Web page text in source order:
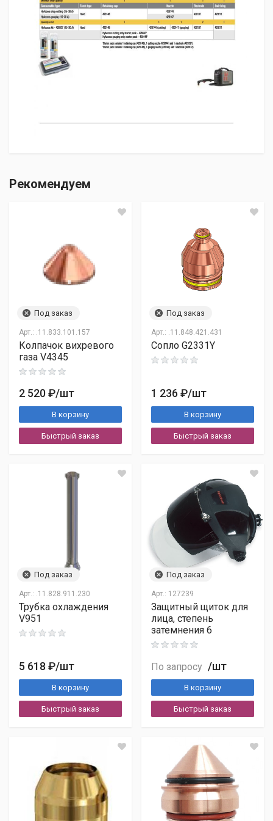
Добавить комментарий
E-mail
Тема
Комментарий
Показать другое число
Я согласен на обработку персональных данных в
данныхи ознакомлен с
Политикой обработки
персональных данных.
Опубликовать
В пределах МКАД —
Бесплатнопри заказе от 50 000 ₽
Деловые Линии
ПЭК
Байкал-Сервис
EMS Почта России
Адресом доставки
Контактным лицом
Москва, ул. Коптевская, д. 75Б, стр. 1
Счёт
Рекомендуем
Под заказ
Арт.: .11.833.101.157
Колпачок вихревого
газа V4345
2 520 ₽/шт
В корзину
Быстрый заказ
Под заказ
Арт.: .11.848.421.431
Сопло G2331Y
1 236 ₽/шт
В корзину
Быстрый заказ
Под заказ
Арт.: .11.828.911.230
Трубка охлаждения
V951
5 618 ₽/шт
В корзину
Быстрый заказ
Под заказ
Арт.: 127239
Защитный щиток для
лица, степень
затемнения 6
По запросу /шт
В корзину
Быстрый заказ